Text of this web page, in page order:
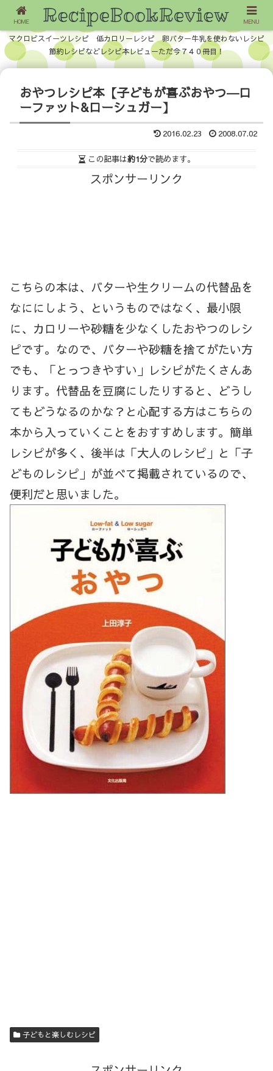
マクロビスイーツレシピ 低カロリーレシピ 卵バター牛乳を使わないレシピ
節約レシピなどレシピ本レビューただ今７４０冊目！
おやつレシピ本【子どもが喜ぶおやつ―ロ
ーファット&ローシュガー】
2016.02.23 2008.07.02
この記事は約1分で読めます。
スポンサーリンク
こちらの本は、バターや生クリームの代替品を
なににしよう、というものではなく、最小限
に、カロリーや砂糖を少なくしたおやつのレシ
ピです。なので、バターや砂糖を捨てがたい方
でも、「とっつきやすい」レシピがたくさんあ
ります。代替品を豆腐にしたりすると、どうし
てもどうなるのかな？と心配する方はこちらの
本から入っていくことをおすすめします。簡単
レシピが多く、後半は「大人のレシピ」と「子
どものレシピ」が並べて掲載されているので、
便利だと思いました。
子どもと楽しむレシピ
HOME MENU